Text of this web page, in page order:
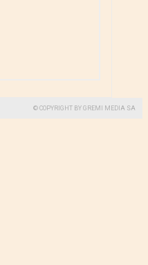
© COPYRIGHT BY GREMI MEDIA SA